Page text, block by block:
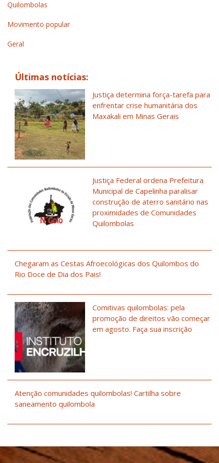
Quilombolas
Movimento popular
Geral
Últimas notícias:
Justiça determina força-tarefa para
enfrentar crise humanitária dos
Maxakali em Minas Gerais
Justiça Federal ordena Prefeitura
Municipal de Capelinha paralisar
construção de aterro sanitário nas
proximidades de Comunidades
Quilombolas
Chegaram as Cestas Afroecológicas dos Quilombos do
Rio Doce de Dia dos Pais!
Comitivas quilombolas: pela
promoção de direitos vão começar
em agosto. Faça sua inscrição
Atenção comunidades quilombolas! Cartilha sobre
saneamento quilombola